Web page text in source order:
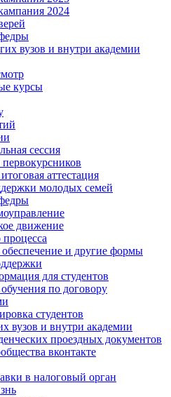
2024
вузов и внутри академии
курсы
сессия
аттестация
молодых семей
движение
и другие формы
для студентов
по договору
студентов
вузов и внутри академии
проездных документов
вконтакте
в налоговый орган